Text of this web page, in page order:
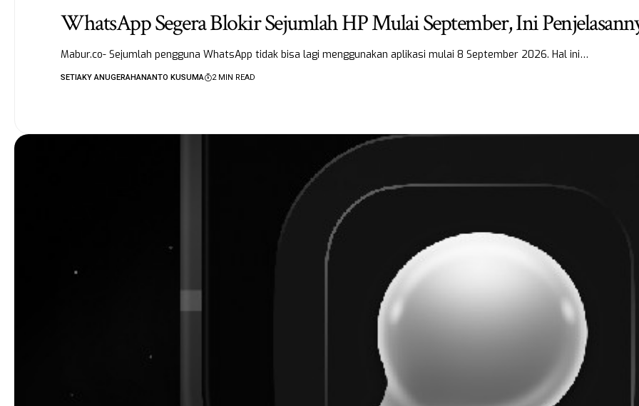
WhatsApp Segera Blokir Sejumlah HP Mulai September, Ini
Mabur.co- Sejumlah pengguna WhatsApp tidak bisa lagi menggunakan aplikasi mulai 8 September 2026. Hal ini…
SETIAKY ANUGERAHANANTO KUSUMA 2 MIN READ